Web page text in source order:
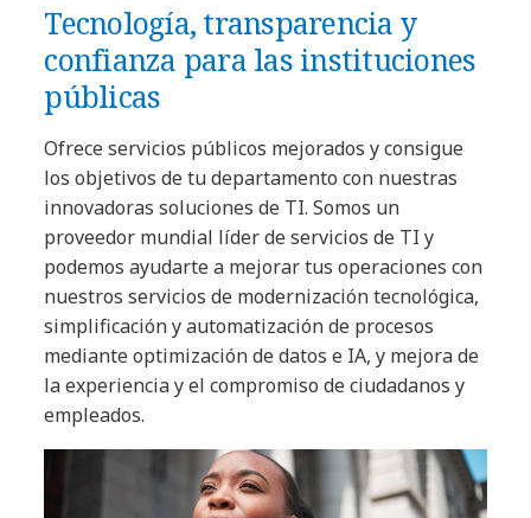
Tecnología, transparencia y
confianza para las instituciones
públicas
Ofrece servicios públicos mejorados y consigue
los objetivos de tu departamento con nuestras
innovadoras soluciones de TI. Somos un
proveedor mundial líder de servicios de TI y
podemos ayudarte a mejorar tus operaciones con
nuestros servicios de modernización tecnológica,
simplificación y automatización de procesos
mediante optimización de datos e IA, y mejora de
la experiencia y el compromiso de ciudadanos y
empleados.